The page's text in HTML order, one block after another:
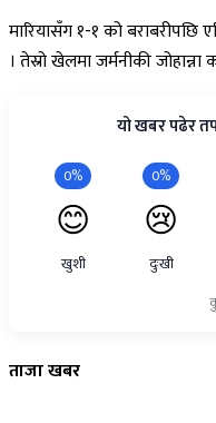
मारियासँग १-१ को
। तेस्रो खेलमा जर्मनीकी
यो खबर पढेर
0%
😊
खुशी
0%
😢
दुःखी
ताजाखबर